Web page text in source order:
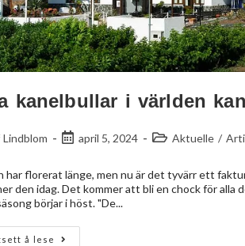
kanelbullar i världen
april 5, 2024 Aktuelle /
har florerat länge, men nu är det tyvärr ett
den idag. Det kommer att bli en chock för
börjar i höst. "De...
å lese